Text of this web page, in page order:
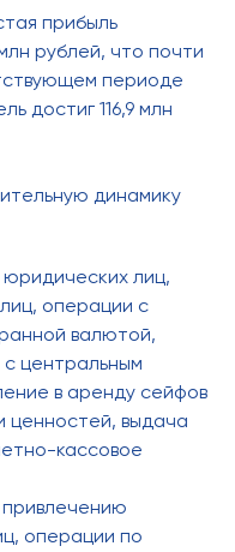
прибыль
рублей, что почти
периоде
достиг 116,9 млн
динамику
лиц,
операции с
валютой,
центральным
в аренду сейфов
ценностей, выдача
кассовое
операции по